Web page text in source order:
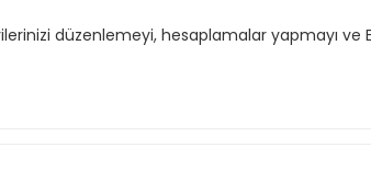
düzenlemeyi, hesaplamalar yapmayı ve